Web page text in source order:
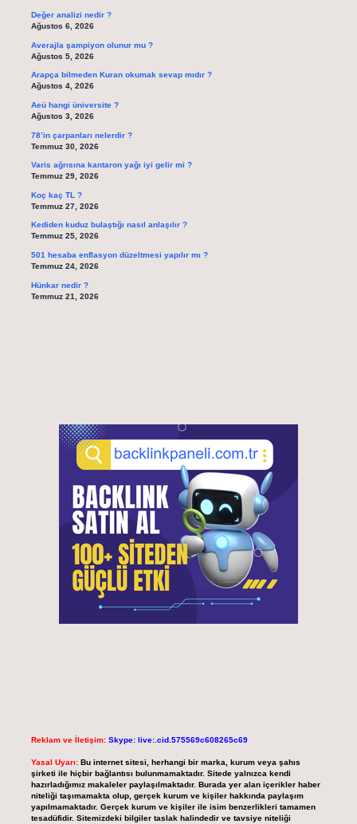
Değer analizi nedir ?
Ağustos 6, 2026
Averajla şampiyon olunur mu ?
Ağustos 5, 2026
Arapça bilmeden Kuran okumak sevap mıdır ?
Ağustos 4, 2026
Aeü hangi üniversite ?
Ağustos 3, 2026
78’in çarpanları nelerdir ?
Temmuz 30, 2026
Varis ağrısına kantaron yağı iyi gelir mi ?
Temmuz 29, 2026
Koç kaç TL ?
Temmuz 27, 2026
Kediden kuduz bulaştığı nasıl anlaşılır ?
Temmuz 25, 2026
501 hesaba enflasyon düzeltmesi yapılır mı ?
Temmuz 24, 2026
Hünkar nedir ?
Temmuz 21, 2026
Reklam ve İletişim: Skype: live:.cid.575569c608265c69
Yasal Uyarı: Bu internet sitesi, herhangi bir marka, kurum veya şahıs
şirketi ile hiçbir bağlantısı bulunmamaktadır. Sitede yalnızca kendi
hazırladığımız makaleler paylaşılmaktadır. Burada yer alan içerikler haber
niteliği taşımamakta olup, gerçek kurum ve kişiler hakkında paylaşım
yapılmamaktadır. Gerçek kurum ve kişiler ile isim benzerlikleri tamamen
tesadüfidir. Sitemizdeki bilgiler taslak halindedir ve tavsiye niteliği